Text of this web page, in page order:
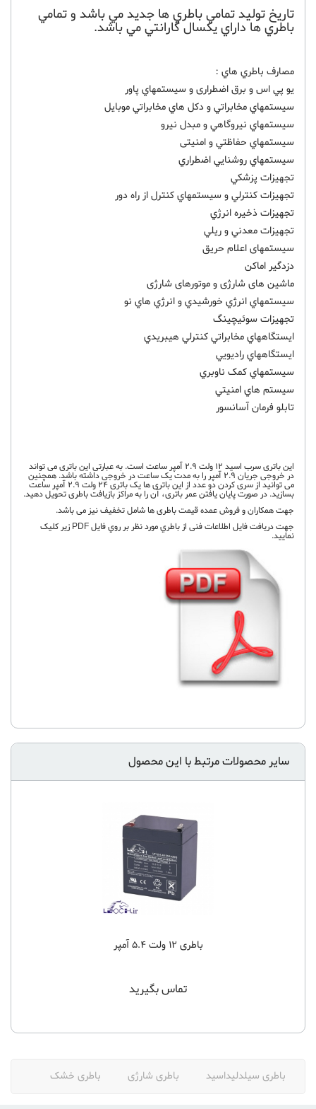
تاريخ توليد تمامي باطري ها جديد مي باشد و تمامي
باطري ها داراي يکسال گارانتي مي باشد.
مصارف باطري هاي :
يو پي اس و برق اضطراری و سيستمهاي پاور
سيستمهاي مخابراتي و دکل هاي مخابراتي موبايل
سيستمهاي نيروگاهي و مبدل نيرو
سيستمهاي حفاظتي و امنیتی
سيستمهاي روشنايي اضطراري
تجهيزات پزشکي
تجهيزات کنترلي و سيستمهاي کنترل از راه دور
تجهيزات ذخيره انرژي
تجهيزات معدني و ريلي
سیستمهای اعلام حریق
دزدگیر اماکن
ماشین های شارژی و موتورهای شارژی
سيستمهاي انرژي خورشيدي و انرژي هاي نو
تجهيزات سوئيچينگ
ايستگاههاي مخابراتي کنترلي هيبريدي
ايستگاههاي راديويي
سيستمهاي کمک ناوبري
سيستم هاي امنيتي
تابلو فرمان آسانسور
این باتری سرب اسید 12 ولت 2.9 آمپر ساعت است. به عبارتی این باتری می تواند
در خروجی جریان 2.9 آمپر را به مدت یک ساعت در خروجی داشته باشد. همچنین
می توانید از سری کردن دو عدد از این باتری ها یک باتری 24 ولت 2.9 آمپر ساعت
بسازید. در صورت پایان یافتن عمر باتری، آن را به مراکز بازیافت باطری تحویل دهید.
جهت همکاران و فروش عمده قیمت باطری ها شامل تخفیف نیز می باشد.
جهت دريافت فايل اطلاعات فنی از باطري مورد نظر بر روي فايل PDF زير کليک
نماييد.
سایر محصولات مرتبط با این محصول
باطری 12 ولت 5.4 آمپر
تماس بگیرید
باطری سیلدلیداسید باطری شارژی باطری خشک